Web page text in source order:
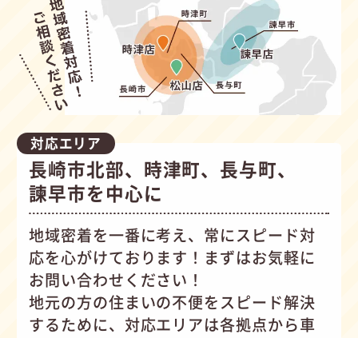
対応エリア
長崎市北部、時津町、長与町、
諫早市を中心に
地域密着を一番に考え、常にスピード対
応を心がけております！まずはお気軽に
お問い合わせください！
地元の方の住まいの不便をスピード解決
するために、対応エリアは各拠点から車